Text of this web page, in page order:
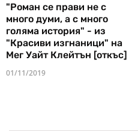
"Роман се прави не с
много думи, а с много
голяма история" - из
"Красиви изгнаници" на
Мег Уайт Клейтън [откъс]
01/11/2019